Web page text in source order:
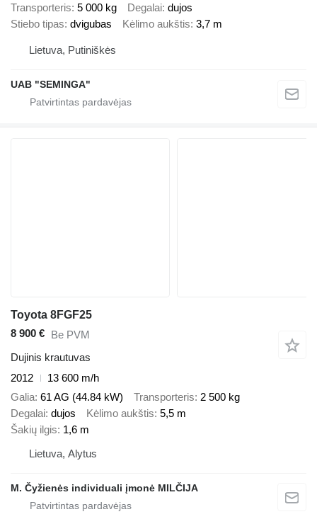
Transporteris 5 000 kg Degalai dujos
Stiebo tipas dvigubas Kėlimo aukštis 3,7 m
Lietuva, Putiniškės
UAB "SEMINGA"
Toyota 8FGF25
8 900 € Be PVM
Dujinis krautuvas
2012
13 600 m/h
Galia 61 AG (44.84 kW) Transporteris 2 500 kg
Degalai dujos Kėlimo aukštis 5,5 m
Šakių ilgis 1,6 m
Lietuva, Alytus
M. Čyžienės individuali įmonė MILČIJA